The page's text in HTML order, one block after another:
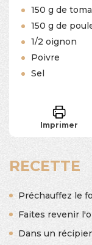
150 g de
150 g de
1/2 oignon
Poivre
Sel
Imprimer
RECETTE
Préchauffez le
Faites revenir
Dans un